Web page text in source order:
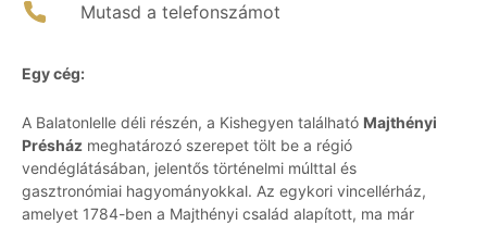
Mutasd a telefonszámot
Egy cég:
A Balatonlelle déli részén, a Kishegyen található Majthényi
Présház meghatározó szerepet tölt be a régió
vendéglátásában, jelentős történelmi múlttal és
gasztronómiai hagyományokkal. Az egykori vincellérház,
amelyet 1784-ben a Majthényi család alapított, ma már